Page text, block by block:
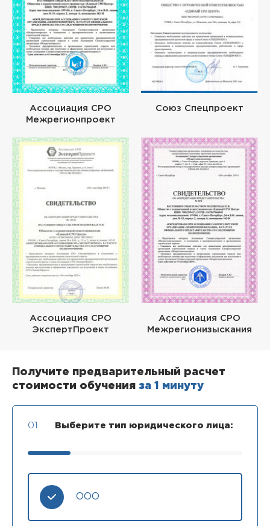
Ассоциация СРО
Межрегионпроект
Союз Спецпроект
Ассоциация СРО
ЭкспертПроект
Ассоциация СРО
Межрегионизыскания
Получите предварительный расчет
стоимости обучения за 1 минуту
01. Выберите тип юридического лица:
ООО